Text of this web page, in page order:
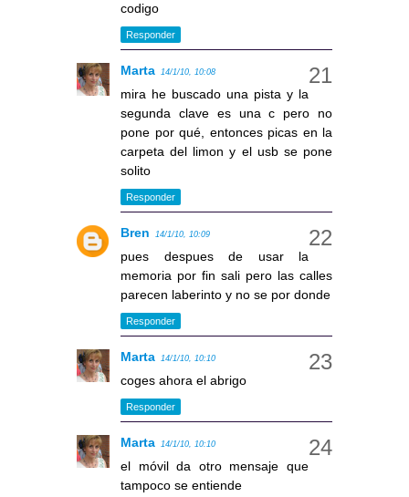
codigo
Responder
Marta 14/1/10, 10:08
mira he buscado una pista y la
segunda clave es una c pero no
pone por qué, entonces picas en la
carpeta del limon y el usb se pone
solito
Responder
Bren 14/1/10, 10:09
pues despues de usar la
memoria por fin sali pero las calles
parecen laberinto y no se por donde
Responder
Marta 14/1/10, 10:10
coges ahora el abrigo
Responder
Marta 14/1/10, 10:10
el móvil da otro mensaje que
tampoco se entiende